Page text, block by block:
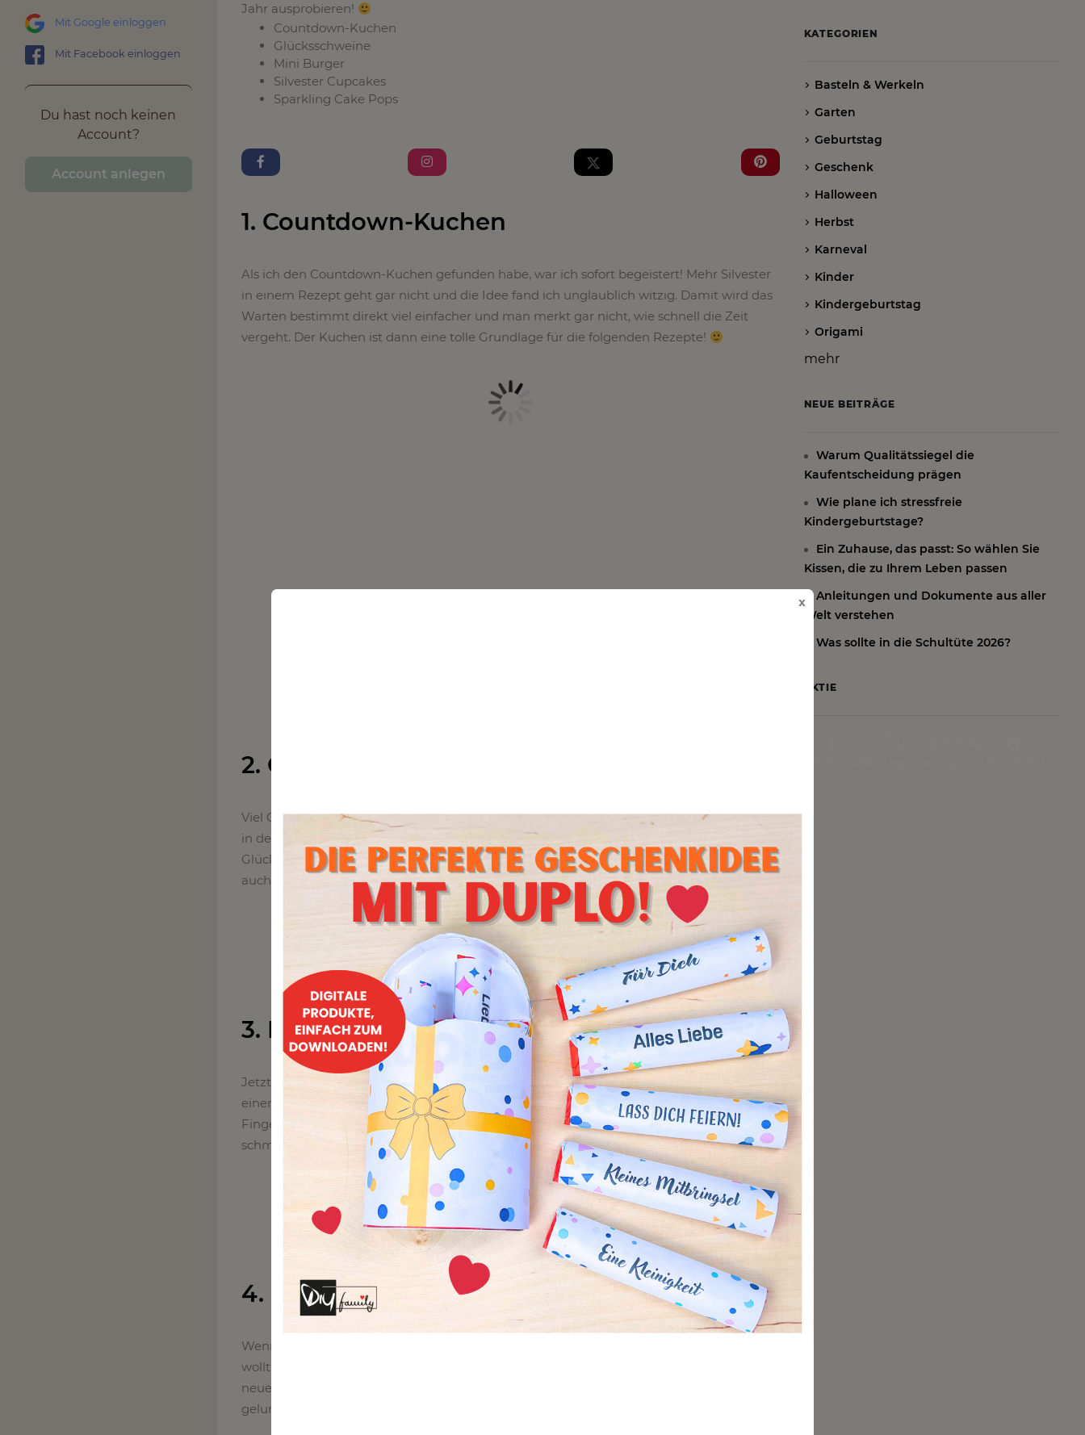
Mit Google einloggen
Mit Facebook einloggen
Du hast noch keinen
Account?
Account anlegen
x
Jahr ausprobieren!
Countdown-Kuchen
Glücksschweine
Mini Burger
Silvester Cupcakes
Sparkling Cake Pops
1. Countdown-Kuchen
Als ich den Countdown-Kuchen gefunden habe, war ich sofort begeistert! Mehr Silvester
in einem Rezept geht gar nicht und die Idee fand ich unglaublich witzig. Damit wird das
Warten bestimmt direkt viel einfacher und man merkt gar nicht, wie schnell die Zeit
vergeht. Der Kuchen ist dann eine tolle Grundlage für die folgenden Rezepte!
2. Glücksschweine
Viel Glück kann im neuen Jahr jeder gebrauchen. Egal ob bei den guten Vorsätzen oder
in der Liebe. Mit diesen süßen Glücksschweinchen könnt ihr jetzt ohne viele Worte euer
Glück an alle verschenken, die es brauchen! Eine süße Idee für den Silvesterabend, aber
auch für den Neujahrsmorgen.
3. Mini Burger
Jetzt kommen wir zu meinem Lieblingsrezept! Seien wir mal ehrlich, jeder isst gerne mal
einen Burger. Um in die Liste für Silvester Rezepte zu passen, müssen sie aber in
Fingerfood-Größe sein! Ich finde die Idee super und bin schon sehr gespannt, wie sie
schmecken werden. Hier wird alles selber gemacht, von den Brötchen bis zum Pattie!
4. Silvester Cupcakes
Wenn euch der Kuchen aus dem ersten Rezept zu viel ist, ihr aber trotzdem was backen
wollt, dann könnt ihr gerne auch diese Silvester Cupcakes zurückgreifen! Verziert mit der
neuen Jahreszahl und ein bisschen Schokolade ist das Gebäck perfekt für einen
gelungenen Silvesterabend mit der ganzen Familie!
KATEGORIEN
Basteln & Werkeln
Garten
Geburtstag
Geschenk
Halloween
Herbst
Karneval
Kinder
Kindergeburtstag
Origami
mehr
NEUE BEITRÄGE
Warum Qualitätssiegel die
Kaufentscheidung prägen
Wie plane ich stressfreie
Kindergeburtstage?
Ein Zuhause, das passt: So wählen Sie
Kissen, die zu Ihrem Leben passen
Anleitungen und Dokumente aus aller
Welt verstehen
Was sollte in die Schultüte 2026?
AKTIE